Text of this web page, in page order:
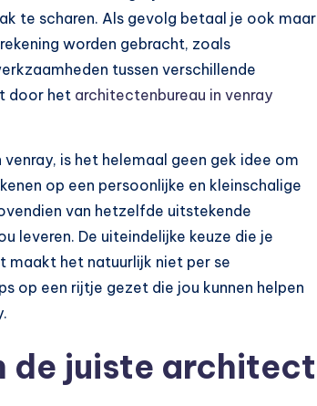
te scharen. Als gevolg betaal je ook maar
worden gebracht, zoals
tussen verschillende
door het architectenbureau in venray
is het helemaal geen gek idee om
op een persoonlijke en kleinschalige
van hetzelfde uitstekende
leveren. De uiteindelijke keuze die je
maakt het natuurlijk niet per se
op een rijtje gezet die jou kunnen helpen
de juiste architect